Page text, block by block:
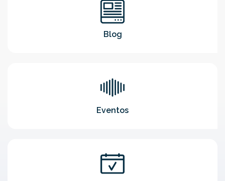
Blog
Eventos